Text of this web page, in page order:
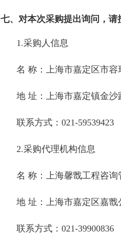
七、对本次采购提出询问，请
1.采购人信息
名 称： 上海市嘉定区市
地 址： 上海市嘉定镇金沙
联系方式： 021-59539423
2.采购代理机构信息
名 称： 上海馨戬工程咨询
地 址： 上海市嘉定区嘉戬
联系方式： 021-39900836